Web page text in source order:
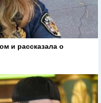
и рассказала о